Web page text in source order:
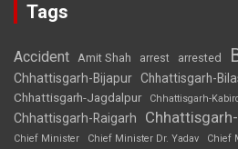
Tags
Accident Amit Shah arrest arrested
Chhattisgarh-Bijapur Chhattisgarh-
Chhattisgarh-Jagdalpur Chhattisgarh-
Chhattisgarh-Raigarh
Chief Minister
Chief Minister Dr. Yadav Chief